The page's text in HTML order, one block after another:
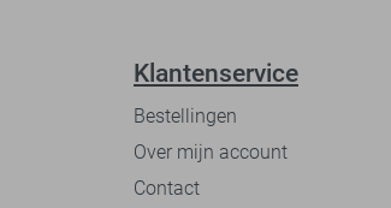
Klantenservice
Bestellingen
Over mijn account
Contact